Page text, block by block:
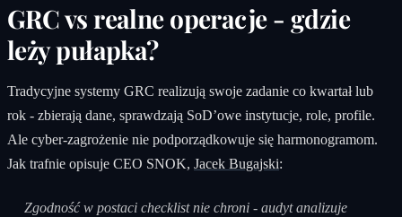
GRC vs realne operacje - gdzie
leży pułapka?
Tradycyjne systemy GRC realizują swoje zadanie co kwartał lub
rok - zbierają dane, sprawdzają SoD’owe instytucje, role, profile.
Ale cyber‑zagrożenie nie podporządkowuje się harmonogramom.
Jak trafnie opisuje CEO SNOK, Jacek Bugajski:
Zgodność w postaci checklist nie chroni - audyt analizuje